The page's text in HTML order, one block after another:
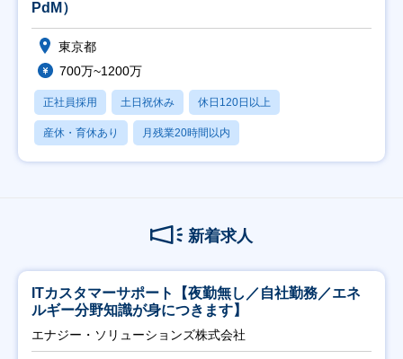
PdM）
東京都
700万~1200万
正社員採用 土日祝休み 休日120日以上
産休・育休あり 月残業20時間以内
新着求人
ITカスタマーサポート【夜勤無し／自社勤務／エネ
ルギー分野知識が身につきます】
エナジー・ソリューションズ株式会社